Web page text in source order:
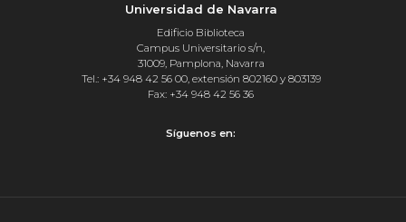
Universidad de Navarra
Edificio Biblioteca
Campus Universitario s/n,
31009, Pamplona, Navarra
Tel.: +34 948 42 56 00, extensión 802160 y 803139
Fax: +34 948 42 56 36
Síguenos en: